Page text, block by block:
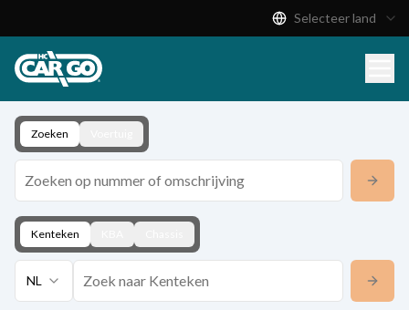
Download
Contact
Selecteer land
Zoeken
Kenteken
NL